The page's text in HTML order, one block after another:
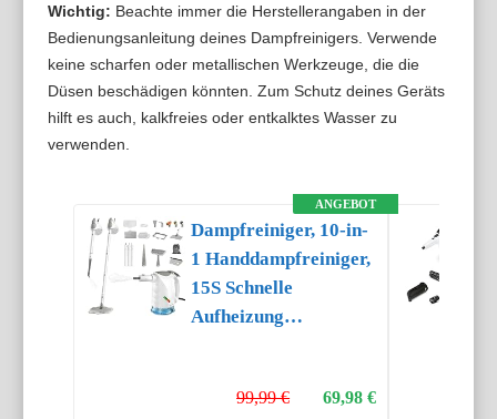
Wichtig: Beachte immer die Herstellerangaben in der
Bedienungsanleitung deines Dampfreinigers. Verwende
keine scharfen oder metallischen Werkzeuge, die die
Düsen beschädigen könnten. Zum Schutz deines Geräts
hilft es auch, kalkfreies oder entkalktes Wasser zu
verwenden.
ANGEBOT
Dampfreiniger, 10-in-
1 Handdampfreiniger,
15S Schnelle
Aufheizung
Mehrzweckdampfreiniger,
69,98 €
99,99 €